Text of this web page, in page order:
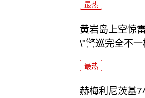
最热
黄岩岛上空惊
\"警巡完全不一
最热
赫梅利尼茨基7